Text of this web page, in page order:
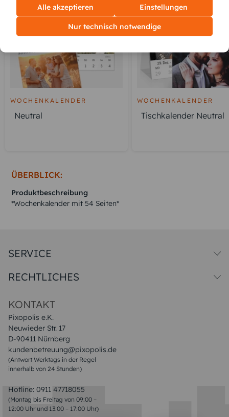
WOCHENKALENDER
Neutral
WOCHENKALENDER
Tischkalender Neutral
ÜBERBLICK:
Produktbeschreibung
*Wochenkalender mit 54 Seiten*
KONTAKT
Pixopolis e.K.
Neuwieder Str. 17
D-90411 Nürnberg
kundenbetreuung@pixopolis.de
(Antwort Werktags in der Regel
innerhalb von 24 Stunden)
Hotline: 0911 47718055
(Montag bis Freitag von 09:00 –
12:00 Uhr und 13:00 – 17:00 Uhr)
SERVICE
Druck & Qualitat
RECHTLICHES
Impressum & AGB
Alle akzeptieren Einstellungen
Nur technisch notwendige